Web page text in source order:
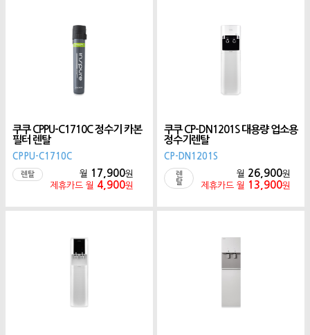
쿠쿠 CPPU-C1710C 정수기 카본
필터 렌탈
CPPU-C1710C
렌탈 월 17,900원
제휴카드 월 4,900원
쿠쿠 CP-DN1201S 대용량 업소용
정수기렌탈
CP-DN1201S
렌
탈
월 26,900원
제휴카드 월
13,900원